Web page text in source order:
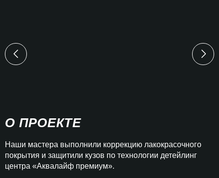
О ПРОЕКТЕ
Наши мастера выполнили коррекцию лакокрасочного
покрытия и защитили кузов по технологии детейлинг
центра «Аквалайф премиум».